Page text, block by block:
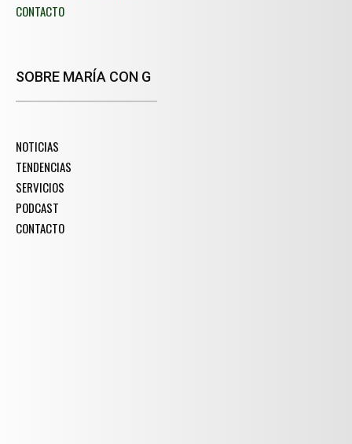
CONTACTO
SOBRE MARÍA CON G
NOTICIAS
TENDENCIAS
SERVICIOS
PODCAST
CONTACTO